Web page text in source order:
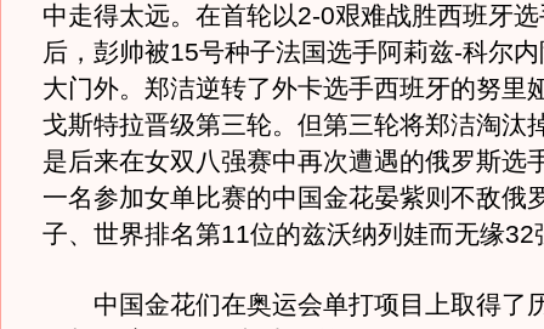
中走得太远。在首轮以2-0艰难战胜西班牙
后，彭帅被15号种子法国选手阿莉兹-科尔
大门外。郑洁逆转了外卡选手西班牙的努里
戈斯特拉晋级第三轮。但第三轮将郑洁淘汰
是后来在女双八强赛中再次遭遇的俄罗斯选
一名参加女单比赛的中国金花晏紫则不敌俄
子、世界排名第11位的兹沃纳列娃而无缘32
中国金花们在奥运会单打项目上取得了